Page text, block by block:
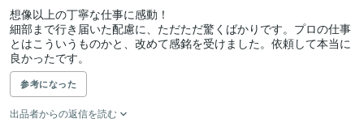
想像以上の丁寧な仕事に感動！
細部まで行き届いた配慮に、ただただ驚くばかりです。プロの仕事
とはこういうものかと、改めて感銘を受けました。依頼して本当に
良かったです。
参考になった
出品者からの返信を読む